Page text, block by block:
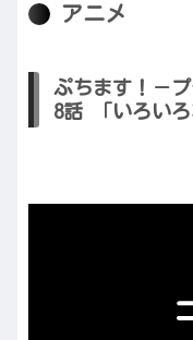
アニメ
ぷちます！－
8話 「いろいろ